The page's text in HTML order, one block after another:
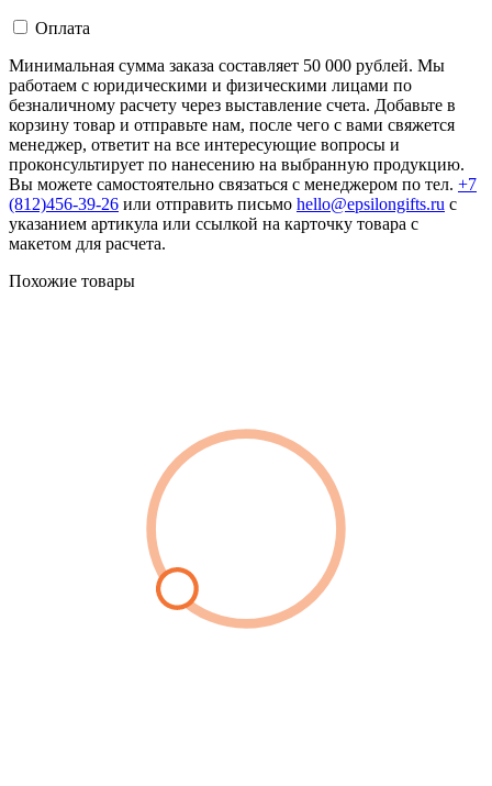
Оплата
Минимальная сумма заказа составляет 50 000 рублей. Мы
работаем с юридическими и физическими лицами по
безналичному расчету через выставление счета. Добавьте в
корзину товар и отправьте нам, после чего с вами свяжется
менеджер, ответит на все интересующие вопросы и
проконсультирует по нанесению на выбранную продукцию.
Вы можете самостоятельно связаться с менеджером по тел. +7
(812)456-39-26 или отправить письмо hello@epsilongifts.ru с
указанием артикула или ссылкой на карточку товара с
макетом для расчета.
Похожие товары